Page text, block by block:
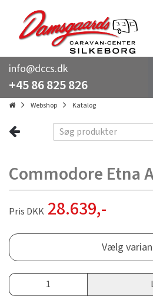
info@dccs.dk
+45 86 825 826
Webshop Katalog
Commodore Etna
Pris DKK 28.639,-
Vælg